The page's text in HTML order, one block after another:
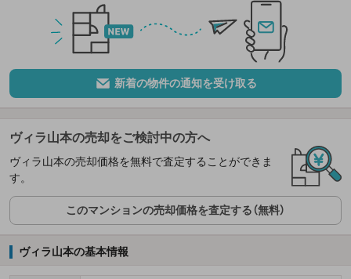
新着の物件の通知を受け取る
ヴィラ山本の売却をご検討中の方へ
ヴィラ山本の売却価格を無料で査定することができま
す。
このマンションの売却価格を査定する（無料）
ヴィラ山本の基本情報